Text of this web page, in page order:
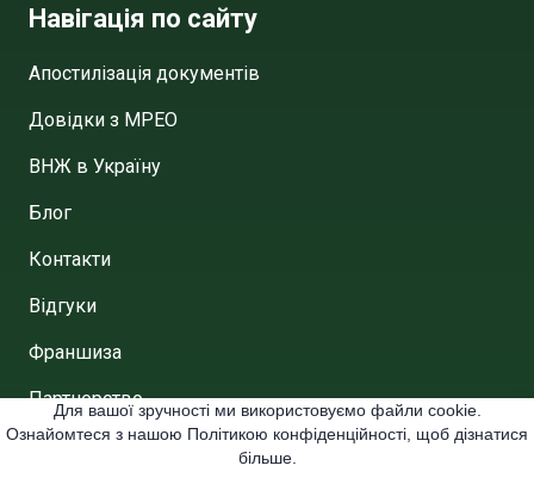
Навігація по сайту
Апостилізація документів
Довідки з МРЕО
ВНЖ в Україну
Блог
Контакти
Відгуки
Франшиза
Партнерство
Договір публічної аферти
Для вашої зручності ми використовуємо файли cookie.
Ознайомтеся з нашою Політикою конфіденційності, щоб дізнатися
більше.